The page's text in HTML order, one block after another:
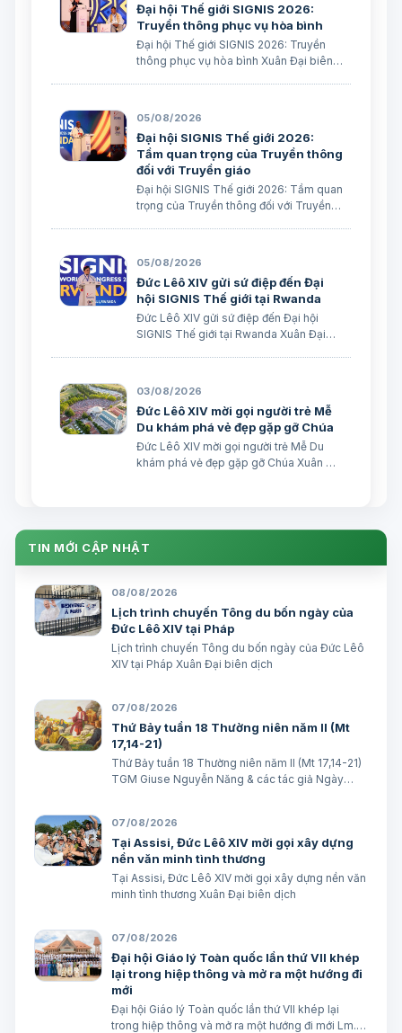
Đại hội Thế giới SIGNIS 2026:
Truyền thông phục vụ hòa bình
Đại hội Thế giới SIGNIS 2026: Truyền
thông phục vụ hòa bình Xuân Đại biên
05/08/2026
Đại hội SIGNIS Thế giới 2026:
Tầm quan trọng của Truyền thông
đối với Truyền giáo
Đại hội SIGNIS Thế giới 2026: Tầm quan
trọng của Truyền thông đối với Truyền
05/08/2026
Đức Lêô XIV gửi sứ điệp đến Đại
hội SIGNIS Thế giới tại Rwanda
Đức Lêô XIV gửi sứ điệp đến Đại hội
SIGNIS Thế giới tại Rwanda Xuân Đại
Cha Lêô XIV kêu gọi những người làm
truyền thông C…
03/08/2026
Đức Lêô XIV mời gọi người trẻ Mễ
Du khám phá vẻ đẹp gặp gỡ Chúa
Đức Lêô XIV mời gọi người trẻ Mễ Du
khám phá vẻ đẹp gặp gỡ Chúa Xuân Đại
do Đức Hồng y Quốc vụ khanh Tòa
Thánh …
TIN MỚI CẬP NHẬT
08/08/2026
Lịch trình chuyến Tông du bốn ngày của
Đức Lêô XIV tại Pháp
Lịch trình chuyến Tông du bốn ngày của Đức Lêô
XIV tại Pháp Xuân Đại biên dịch
07/08/2026
Thứ Bảy tuần 18 Thường niên năm II (Mt
17,14-21)
Thứ Bảy tuần 18 Thường niên năm II (Mt 17,14-21)
TGM Giuse Nguyễn Năng & các tác giả Ngày
(Mt 17,16) BÀI ĐỌC I (năm II): Kb 1, 12…
07/08/2026
Tại Assisi, Đức Lêô XIV mời gọi xây dựng
nền văn minh tình thương
Tại Assisi, Đức Lêô XIV mời gọi xây dựng nền văn
minh tình thương Xuân Đại biên dịch
07/08/2026
Đại hội Giáo lý Toàn quốc lần thứ VII khép
lại trong hiệp thông và mở ra một hướng đi
mới
Đại hội Giáo lý Toàn quốc lần thứ VII khép lại
trong hiệp thông và mở ra một hướng đi mới Lm.